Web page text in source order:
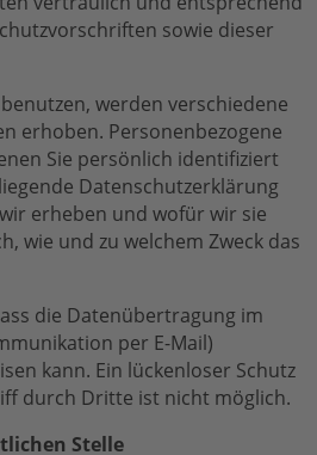
sowie dieser
werden verschiedene
erhoben. Personenbezogene
Sie persönlich identifiziert
Datenschutzerklärung
erheben und wofür wir sie
wie und zu welchem Zweck das
die Datenübertragung im
per E-Mail)
kann. Ein lückenloser Schutz
durch Dritte ist nicht möglich.
Stelle